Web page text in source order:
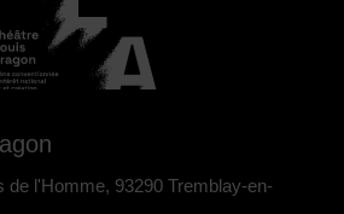
de l'Homme, 93290 Tremblay-en-